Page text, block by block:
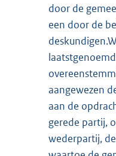
door de
een door de
aangewezen
aan de
gerede partij,
wederpartij,